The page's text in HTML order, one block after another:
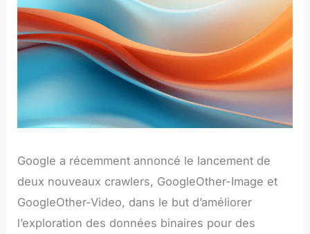
Google a récemment annoncé le lancement de
deux nouveaux crawlers, GoogleOther-Image et
GoogleOther-Video, dans le but d’améliorer
l’exploration des données binaires pour des